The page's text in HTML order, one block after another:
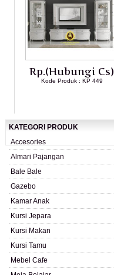
Rp.(Hubungi Cs)
Kode Produk : KP 449
KATEGORI PRODUK
Accesories
Almari Pajangan
Bale Bale
Gazebo
Kamar Anak
Kursi Jepara
Kursi Makan
Kursi Tamu
Mebel Cafe